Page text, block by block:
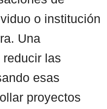
o institución
Una
las
esas
proyectos